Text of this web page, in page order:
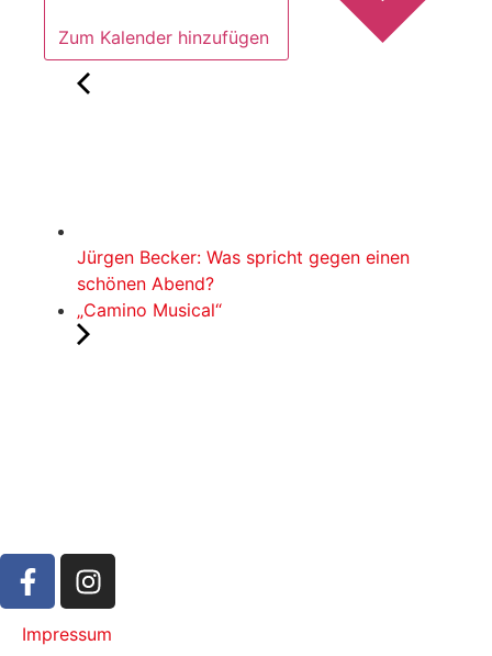
Zum Kalender hinzufügen
Jürgen Becker: Was spricht gegen einen
schönen Abend?
„Camino Musical“
Impressum